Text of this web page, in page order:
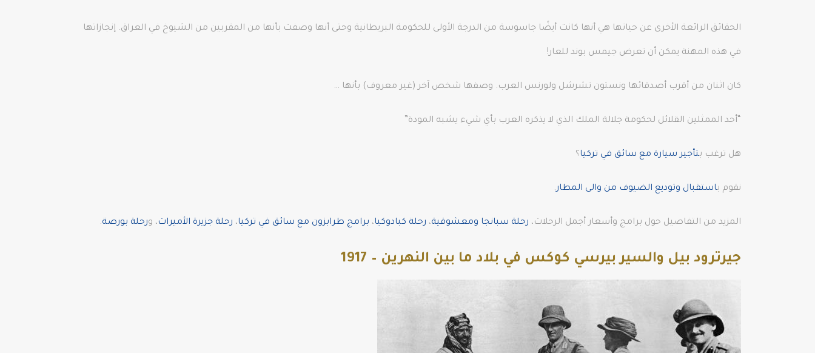
الحقائق الرائعة الأخرى عن حياتها هي أنها كانت أيضًا جاسوسة من الدرجة الأولى للحكومة البريطانية وحتى أنها وصفت بأنها من المقربين من الشيوخ في العراق. إنجازاتها
في هذه المهنة يمكن أن تعرض جيمس بوند للعار!
كان اثنان من أقرب أصدقائها ونستون تشرشل ولورنس العرب. وصفها شخص آخر (غير معروف) بأنها …
“أحد الممثلين القلائل لحكومة جلالة الملك الذي لا يذكره العرب بأي شيء يشبه المودة”
هل ترغب بتأجير سيارة مع سائق في تركيا ؟
نقوم باستقبال وتوديع الضيوف من والى المطار.
المزيد من التفاصيل حول برامج وأسعار أجمل الرحلات، رحلة سبانجا ومعشوقية، رحلة كبادوكيا، برامج طرابزون مع سائق في تركيا، رحلة جزيرة الأميرات، ورحلة بورصة.
جيرترود بيل والسير بيرسي كوكس في بلاد ما بين النهرين – 1917